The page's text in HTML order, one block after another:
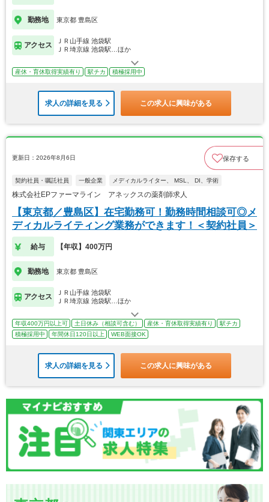
勤務地 東京都 豊島区
アクセス
ＪＲ山手線 池袋駅
ＪＲ埼京線 池袋駅…ほか
産休・育休取得実績有り 駅チカ 積極採用中
求人の詳細を見る この求人に興味がある
更新日：2026年8月6日 保存する
契約社員・嘱託社員 一般企業 メディカルライター、 MSL、 DI、学術
株式会社EPファーマライン アネックスの薬剤師求人
【東京都／豊島区】在宅勤務可！勤務時間相談可◎メ
ディカルライティング業務ができます！＜契約社員＞
給与 【年収】400万円
勤務地 東京都 豊島区
アクセス
ＪＲ山手線 池袋駅
ＪＲ埼京線 池袋駅…ほか
年収400万円以上可 土日休み（相談可含む） 産休・育休取得実績有り
駅チカ
積極採用中
年間休日120日以上 WEB面接OK
求人の詳細を見る この求人に興味がある